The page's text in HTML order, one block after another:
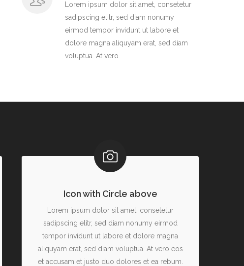
Lorem ipsum dolor sit amet, consetetur
sadipscing elitr, sed diam nonumy
eirmod tempor invidunt ut labore et
dolore magna aliquyam erat, sed diam
voluptua. At vero.
Icon with Circle above
Lorem ipsum dolor sit amet, consetetur
sadipscing elitr, sed diam nonumy eirmod
tempor invidunt ut labore et dolore magna
aliquyam erat, sed diam voluptua. At vero eos
et accusam et justo duo dolores et ea rebum.